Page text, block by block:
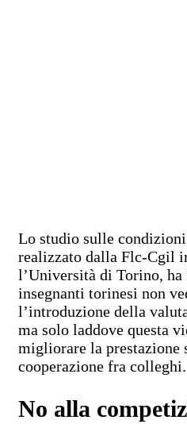
Lo studio sulle
realizzato dalla Flc-Cgil
l’Università di Torino, ha
insegnanti torinesi non
l’introduzione della
ma solo laddove questa
migliorare la prestazione
cooperazione fra colleghi.
No alla